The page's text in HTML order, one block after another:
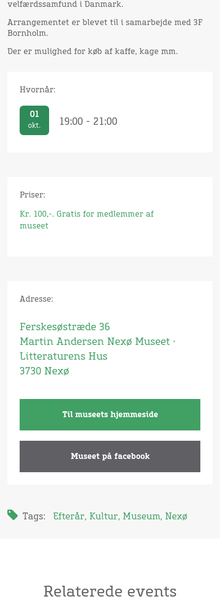
velfærdssamfund i Danmark.
Arrangementet er blevet til i samarbejde med 3F
Bornholm.
Der er mulighed for køb af kaffe, kage mm.
Hvornår:
01
okt. 19:00 - 21:00
Priser:
Kr. 100,-. Gratis for medlemmer af
museet
Adresse:
Ferskesøstræde 36
Martin Andersen Nexø Museet ·
Litteraturens Hus
3730 Nexø
Til museets hjemmeside
Museet på facebook
Tags: Efterår, Kultur, Museum, Nexø
Relaterede events